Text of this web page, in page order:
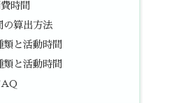
時間
の算出方法
類と活動時間
類と活動時間